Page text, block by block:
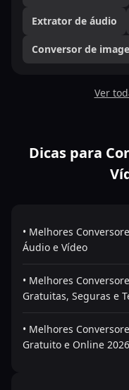
Extrator de áudio
Conversor de
Ver
Dicas para
• Melhores
Áudio e Vídeo
• Melhores
Gratuitas, Seguras e
• Melhores
Gratuito e Online